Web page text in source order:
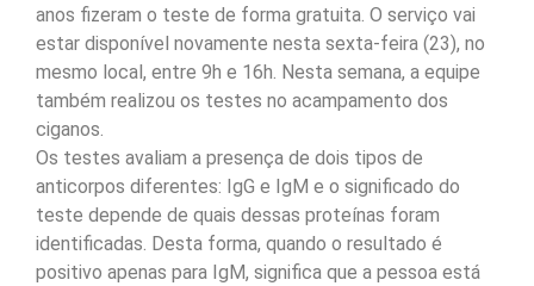
anos fizeram o teste de forma gratuita. O serviço vai
estar disponível novamente nesta sexta-feira (23), no
mesmo local, entre 9h e 16h. Nesta semana, a equipe
também realizou os testes no acampamento dos
ciganos.
Os testes avaliam a presença de dois tipos de
anticorpos diferentes: IgG e IgM e o significado do
teste depende de quais dessas proteínas foram
identificadas. Desta forma, quando o resultado é
positivo apenas para IgM, significa que a pessoa está